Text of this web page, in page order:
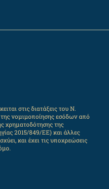
στις διατάξεις του Ν.
νομιμοποίησης εσόδων από
χρηματοδότησης της
2015/849/ΕΕ) και άλλες
και έχει τις υποχρεώσεις